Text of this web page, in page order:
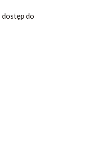
dostęp do